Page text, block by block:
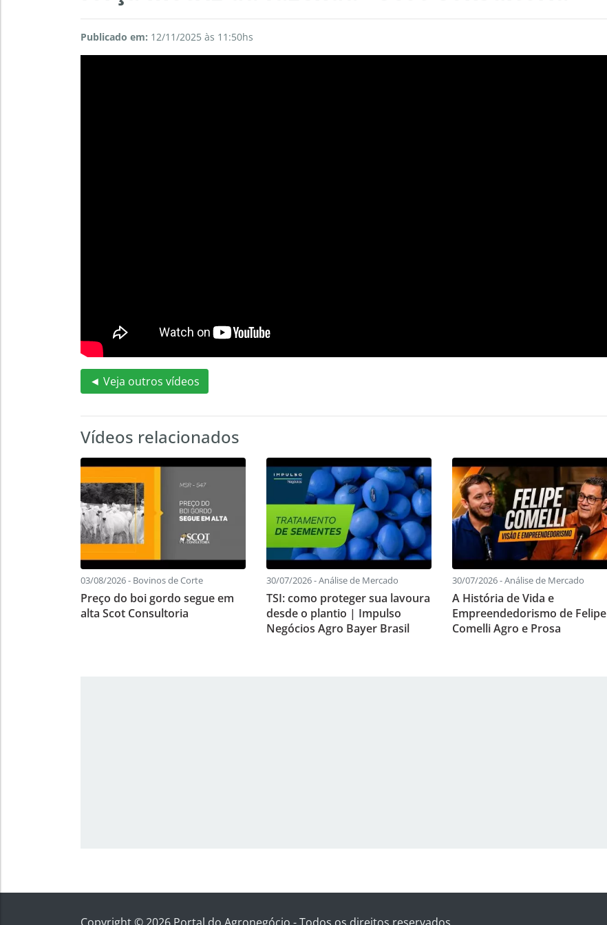
Publicado em: 12/11/2025 às 11:50hs
◄ Veja outros vídeos
Vídeos relacionados
03/08/2026 - Bovinos de Corte
Preço do boi gordo segue em
alta Scot Consultoria
30/07/2026 - Análise de Mercado
TSI: como proteger sua lavoura
desde o plantio | Impulso
Negócios Agro Bayer Brasil
30/07/2026 - Análise de Mercado
A História de Vida e
Empreendedorismo de Felipe
Comelli Agro e Prosa